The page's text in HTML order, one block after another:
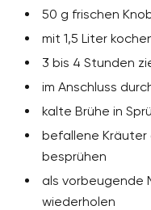
50 g frischen
mit 1,5 Liter
3 bis 4 Stunden
im Anschluss
kalte Brühe in
befallene Kräuter
besprühen
als vorbeugende
wiederholen